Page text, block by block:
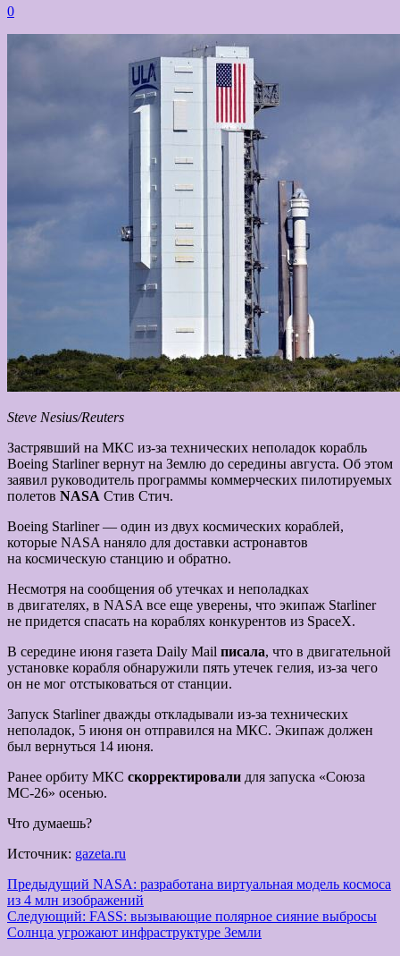
0
Steve Nesius/Reuters
Застрявший на МКС из-за технических неполадок корабль
Boeing Starliner вернут на Землю до середины августа. Об этом
заявил руководитель программы коммерческих пилотируемых
полетов NASA Стив Стич.
Boeing Starliner — один из двух космических кораблей,
которые NASA наняло для доставки астронавтов
на космическую станцию ​​и обратно.
Несмотря на сообщения об утечках и неполадках
в двигателях, в NASA все еще уверены, что экипаж Starliner
не придется спасать на кораблях конкурентов из SpaceX.
В середине июня газета Daily Mail писала, что в двигательной
установке корабля обнаружили пять утечек гелия, из-за чего
он не мог отстыковаться от станции.
Запуск Starliner дважды откладывали из-за технических
неполадок, 5 июня он отправился на МКС. Экипаж должен
был вернуться 14 июня.
Ранее орбиту МКС скорректировали для запуска «Союза
МС-26» осенью.
Что думаешь?
Источник: gazeta.ru
Навигация
записи
Предыдущий NASA: разработана виртуальная модель космоса
из 4 млн изображений
Следующий: FASS: вызывающие полярное сияние выбросы
Солнца угрожают инфраструктуре Земли